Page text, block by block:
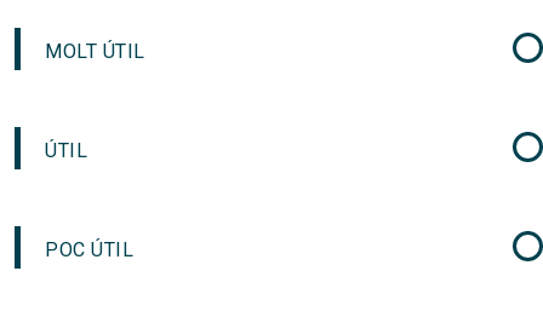
MOLT ÚTIL
ÚTIL
POC ÚTIL